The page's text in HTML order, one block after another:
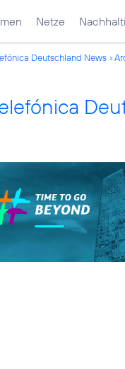
Netze
Deutschland News